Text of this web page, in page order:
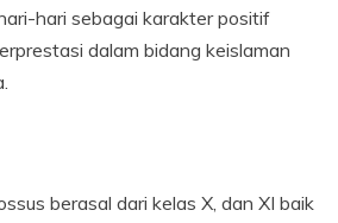
hari sebagai karakter positif
dalam bidang keislaman
berasal dari kelas X, dan XI baik